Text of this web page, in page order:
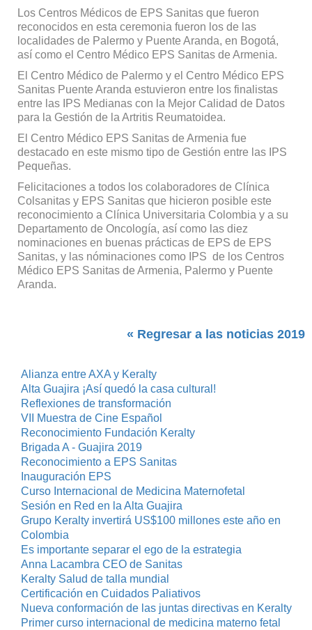
Los Centros Médicos de EPS Sanitas que fueron
reconocidos en esta ceremonia fueron los de las
localidades de Palermo y Puente Aranda, en Bogotá,
así como el Centro Médico EPS Sanitas de Armenia.
El Centro Médico de Palermo y el Centro Médico EPS
Sanitas Puente Aranda estuvieron entre los finalistas
entre las IPS Medianas con la Mejor Calidad de Datos
para la Gestión de la Artritis Reumatoidea.
El Centro Médico EPS Sanitas de Armenia fue
destacado en este mismo tipo de Gestión entre las IPS
Pequeñas.
Felicitaciones a todos los colaboradores de Clínica
Colsanitas y EPS Sanitas que hicieron posible este
reconocimiento a Clínica Universitaria Colombia y a su
Departamento de Oncología, así como las diez
nominaciones en buenas prácticas de EPS de EPS
Sanitas, y las nóminaciones como IPS de los Centros
Médico EPS Sanitas de Armenia, Palermo y Puente
Aranda.
« Regresar a las noticias 2019
Alianza entre AXA y Keralty
Alta Guajira ¡Así quedó la casa cultural!
Reflexiones de transformación
VII Muestra de Cine Español
Reconocimiento Fundación Keralty
Brigada A - Guajira 2019
Reconocimiento a EPS Sanitas
Inauguración EPS
Curso Internacional de Medicina Maternofetal
Sesión en Red en la Alta Guajira
Grupo Keralty invertirá US$100 millones este año en
Colombia
Es importante separar el ego de la estrategia
Anna Lacambra CEO de Sanitas
Keralty Salud de talla mundial
Certificación en Cuidados Paliativos
Nueva conformación de las juntas directivas en Keralty
Primer curso internacional de medicina materno fetal